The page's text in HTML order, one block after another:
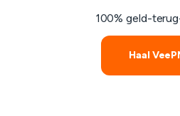
100% geld-
Haal